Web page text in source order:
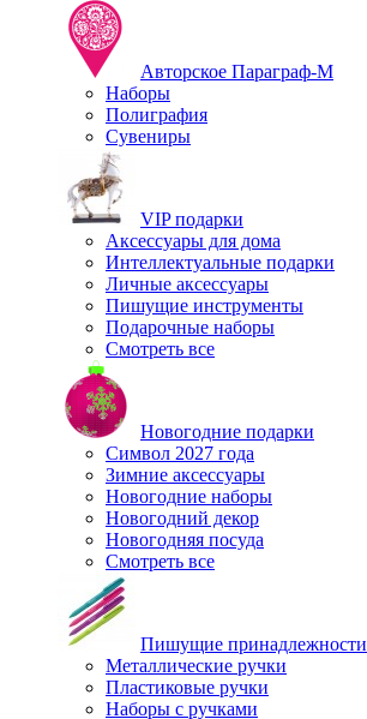
Авторское Параграф-М
Наборы
Полиграфия
Сувениры
VIP подарки
Аксессуары для дома
Интеллектуальные подарки
Личные аксессуары
Пишущие инструменты
Подарочные наборы
Смотреть все
Новогодние подарки
Символ 2027 года
Зимние аксессуары
Новогодние наборы
Новогодний декор
Новогодняя посуда
Смотреть все
Пишущие принадлежности
Металлические ручки
Пластиковые ручки
Наборы с ручками